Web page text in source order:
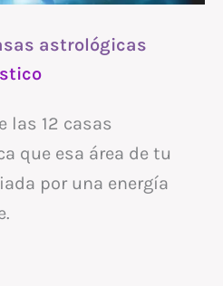
astrológicas
las 12 casas
que esa área de tu
por una energía